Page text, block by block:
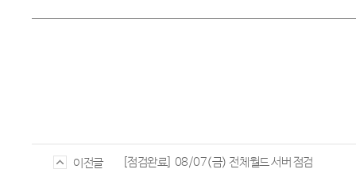
이전글 [점검완료] 08/07(금) 전체월드 서버 점검